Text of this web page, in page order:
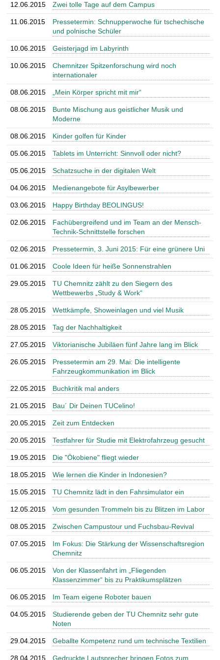
12.06.2015 Zwei tolle Tage auf dem Campus
11.06.2015
Pressetermin: Schnupperwoche für tschechische
und polnische Schüler
10.06.2015 Geisterjagd im Labyrinth
10.06.2015
Chemnitzer Spitzenforschung wird noch
internationaler
08.06.2015 „Mein Körper spricht mit mir“
08.06.2015
Bunte Mischung aus geistlicher Musik und
Moderne
08.06.2015 Kinder golfen für Kinder
05.06.2015 Tablets im Unterricht: Sinnvoll oder nicht?
05.06.2015 Schatzsuche in der digitalen Welt
04.06.2015 Medienangebote für Asylbewerber
03.06.2015 Happy Birthday BEOLINGUS!
02.06.2015
Fachübergreifend und im Team an der Mensch-
Technik-Schnittstelle forschen
02.06.2015 Pressetermin, 3. Juni 2015: Für eine grünere Uni
01.06.2015 Coole Ideen für heiße Sonnenstrahlen
29.05.2015
TU Chemnitz zählt zu den Siegern des
Wettbewerbs „Study & Work“
28.05.2015 Wettkämpfe, Showeinlagen und viel Musik
28.05.2015 Tag der Nachhaltigkeit
27.05.2015 Viktorianische Jubiläen fünf Jahre lang im Blick
26.05.2015
Pressetermin am 29. Mai: Die intelligente
Fahrzeugkommunikation im Blick
22.05.2015 Buchkritik mal anders
21.05.2015 Bau´ Dir Deinen TUCelino!
20.05.2015 Zeit zum Entdecken
20.05.2015 Testfahrer für Studie mit Elektrofahrzeug gesucht
19.05.2015 Die "Ökobiene" fliegt wieder
18.05.2015 Wie lernen die Kinder in Indonesien?
15.05.2015 TU Chemnitz lädt in den Fahrsimulator ein
12.05.2015 Vom gesunden Trommeln bis zu Blitzen im Labor
08.05.2015 Zwischen Campustour und Fuchsbau-Revival
07.05.2015
Im Fokus: Die Stärkung der Wissenschaftsregion
Chemnitz
06.05.2015
Von der Klassenfahrt im „Fliegenden
Klassenzimmer“ bis zu Praktikumsplätzen
06.05.2015 Im Team eigene Roboter bauen
04.05.2015
Studierende geben der TU Chemnitz sehr gute
Noten
29.04.2015 Geballte Kompetenz rund um technische Textilien
28.04.2015 Gedruckte Lautsprecher bringen Fotos zum